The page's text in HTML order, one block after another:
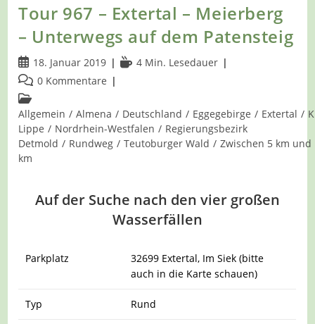
Tour 967 – Extertal – Meierberg
– Unterwegs auf dem Patensteig
Beitrag
veröffentlicht:
18. Januar 2019 Lesedauer:
4 Min. Lesedauer
Beitrags-
Kommentare:
0 Kommentare
Beitrags-
Kategorie:
Allgemein / Almena / Deutschland / Eggegebirge / Extertal /
Lippe / Nordrhein-Westfalen / Regierungsbezirk
Detmold / Rundweg / Teutoburger Wald / Zwischen 5 km und
km
Auf der Suche nach den vier großen
Wasserfällen
Parkplatz
32699 Extertal, Im Siek (bitte
auch in die Karte schauen)
Typ Rund